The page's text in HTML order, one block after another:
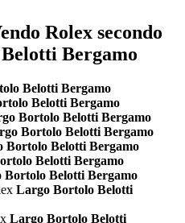
Rolex secondo
Bergamo
Belotti Bergamo
Belotti Bergamo
Bortolo Belotti Bergamo
Bortolo Belotti Bergamo
Bortolo Belotti Bergamo
Belotti Bergamo
Bortolo Belotti Bergamo
Largo Bortolo Belotti
Largo Bortolo Belotti